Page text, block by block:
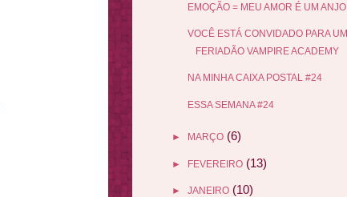
EMOÇÃO = MEU AMOR É UM ANJO
VOCÊ ESTÁ CONVIDADO PARA UM
FERIADÃO VAMPIRE ACADEMY
NA MINHA CAIXA POSTAL #24
ESSA SEMANA #24
► MARÇO (6)
► FEVEREIRO (13)
► JANEIRO (10)